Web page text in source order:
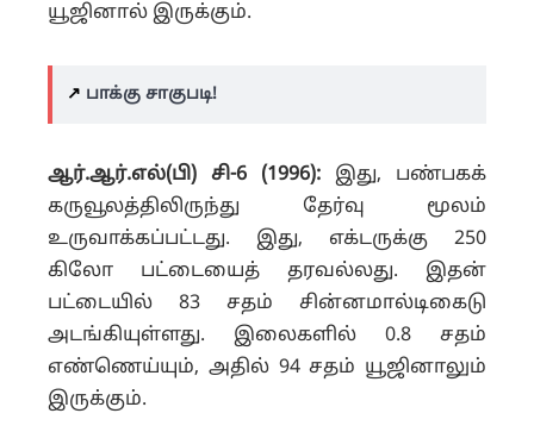
யூஜினால் இருக்கும்.
↗️ பாக்கு சாகுபடி!
ஆர்.ஆர்.எல்(பி) சி-6 (1996): இது, பண்பகக்
கருவூலத்திலிருந்து தேர்வு மூலம்
உருவாக்கப்பட்டது. இது, எக்டருக்கு 250
கிலோ பட்டையைத் தரவல்லது. இதன்
பட்டையில் 83 சதம் சின்னமால்டிகைடு
அடங்கியுள்ளது. இலைகளில் 0.8 சதம்
எண்ணெய்யும், அதில் 94 சதம் யூஜினாலும்
இருக்கும்.